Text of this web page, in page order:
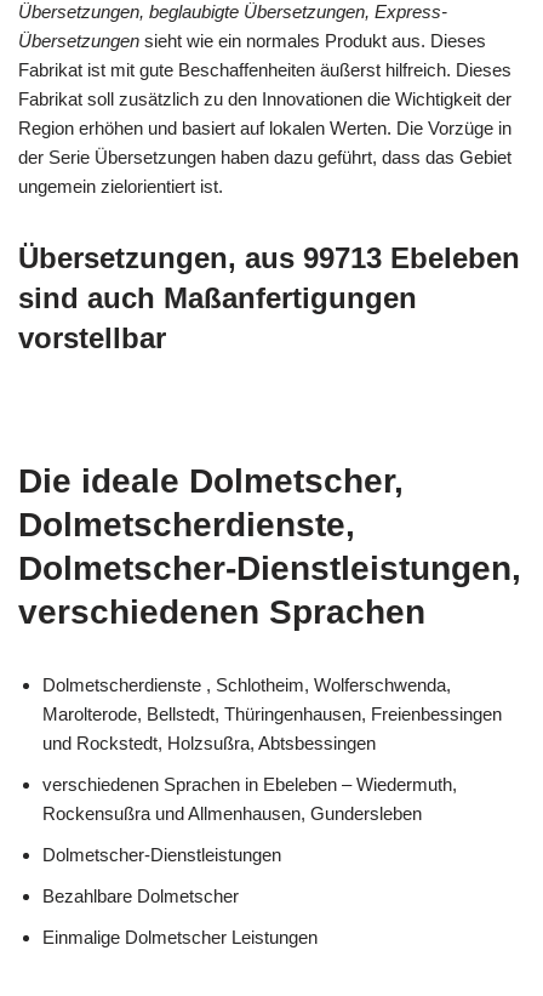
Übersetzungen, beglaubigte Übersetzungen, Express-
Übersetzungen sieht wie ein normales Produkt aus. Dieses
Fabrikat ist mit gute Beschaffenheiten äußerst hilfreich. Dieses
Fabrikat soll zusätzlich zu den Innovationen die Wichtigkeit der
Region erhöhen und basiert auf lokalen Werten. Die Vorzüge in
der Serie Übersetzungen haben dazu geführt, dass das Gebiet
ungemein zielorientiert ist.
Übersetzungen, aus 99713 Ebeleben
sind auch Maßanfertigungen
vorstellbar
Die ideale Dolmetscher,
Dolmetscherdienste,
Dolmetscher-Dienstleistungen,
verschiedenen Sprachen
Dolmetscherdienste , Schlotheim, Wolferschwenda,
Marolterode, Bellstedt, Thüringenhausen, Freienbessingen
und Rockstedt, Holzsußra, Abtsbessingen
verschiedenen Sprachen in Ebeleben – Wiedermuth,
Rockensußra und Allmenhausen, Gundersleben
Dolmetscher-Dienstleistungen
Bezahlbare Dolmetscher
Einmalige Dolmetscher Leistungen